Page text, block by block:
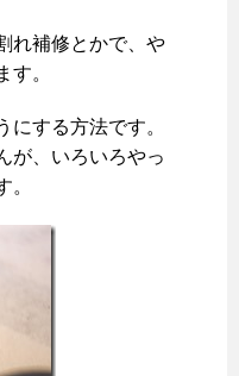
れ補修とかで、や
す。
にする方法です。
が、いろいろやっ
。